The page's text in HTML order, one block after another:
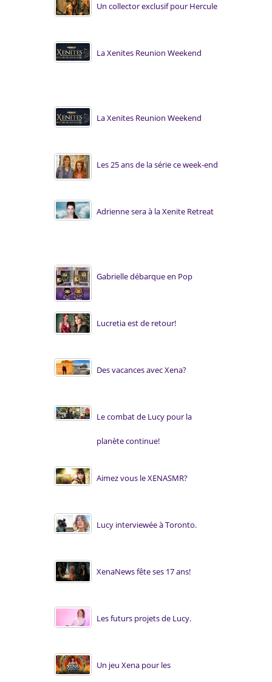
Un collector exclusif pour Hercule
La Xenites Reunion Weekend
La Xenites Reunion Weekend
Les 25 ans de la série ce week-end
Adrienne sera à la Xenite Retreat
Gabrielle débarque en Pop
Lucretia est de retour!
Des vacances avec Xena?
Le combat de Lucy pour la
planète continue!
Aimez vous le XENASMR?
Lucy interviewée à Toronto.
XenaNews fête ses 17 ans!
Les futurs projets de Lucy.
Un jeu Xena pour les